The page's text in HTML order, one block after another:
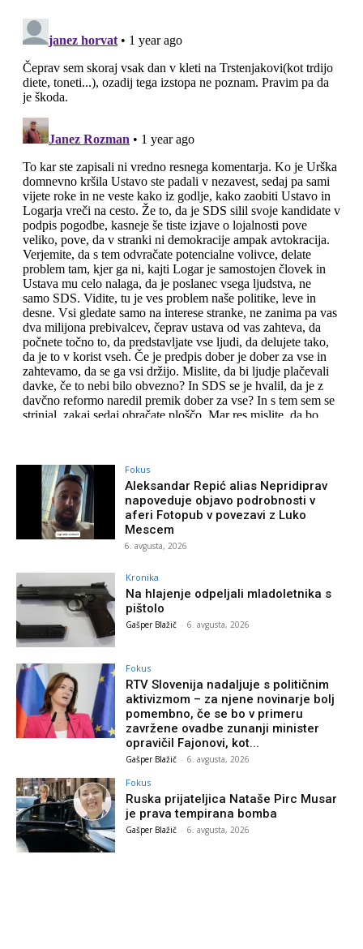
Fokus
Aleksandar Repić alias Nepridiprav
napoveduje objavo podrobnosti v
aferi Fotopub v povezavi z Luko
Mescem
6. avgusta, 2026
Kronika
Na hlajenje odpeljali mladoletnika s
pištolo
Gašper Blažič - 6. avgusta, 2026
Fokus
RTV Slovenija nadaljuje s političnim
aktivizmom – za njene novinarje bolj
pomembno, če se bo v primeru
zavržene ovadbe zunanji minister
opravičil Fajonovi, kot...
Gašper Blažič - 6. avgusta, 2026
Fokus
Ruska prijateljica Nataše Pirc Musar
je prava tempirana bomba
Gašper Blažič - 6. avgusta, 2026